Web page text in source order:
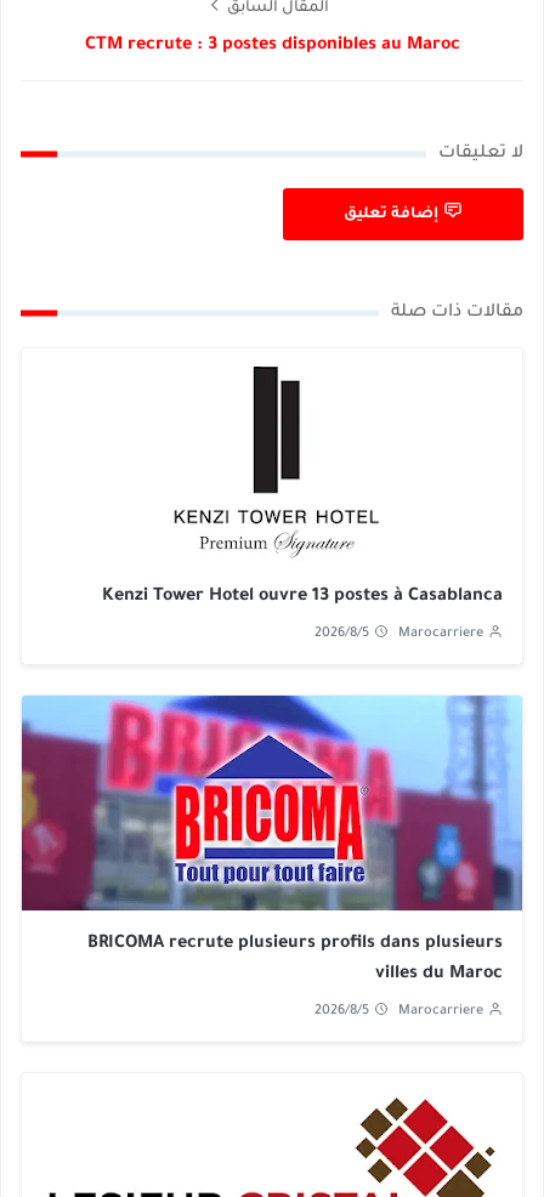
المقال السابق
CTM recrute : 3 postes disponibles au Maroc
لا تعليقات
إضافة تعليق
مقالات ذات صلة
Kenzi Tower Hotel ouvre 13 postes à Casablanca
Marocarriere
2026/8/5
BRICOMA recrute plusieurs profils dans plusieurs
villes du Maroc
Marocarriere
2026/8/5